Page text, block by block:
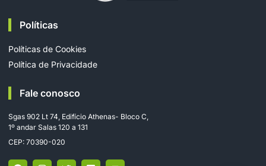
Políticas
Políticas de Cookies
Política de Privacidade
Fale conosco
Sgas 902 Lt 74, Edifício Athenas- Bloco C,
1º andar Salas 120 a 131
CEP: 70390-020